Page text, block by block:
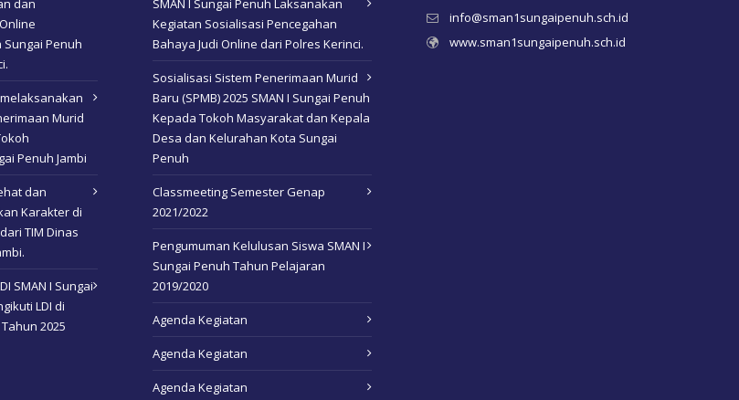
dan
Sungai Penuh
Murid
Penuh Jambi
dan
Karakter di
TIM Dinas
SMAN I Sungai
LDI di
2025
SMAN I Sungai Penuh Laksanakan
Kegiatan Sosialisasi Pencegahan
Bahaya Judi Online dari Polres Kerinci.
Sosialisasi Sistem Penerimaan Murid
Baru (SPMB) 2025 SMAN I Sungai Penuh
Kepada Tokoh Masyarakat dan Kepala
Desa dan Kelurahan Kota Sungai
Penuh
Classmeeting Semester Genap
2021/2022
Pengumuman Kelulusan Siswa SMAN I
Sungai Penuh Tahun Pelajaran
2019/2020
Agenda Kegiatan
Agenda Kegiatan
Agenda Kegiatan
info@sman1sungaipenuh.sch.id
www.sman1sungaipenuh.sch.id